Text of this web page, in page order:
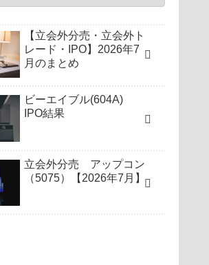
【立会外分売・立会外ト
レード・IPO】2026年7
月のまとめ
ビーエイブル(604A)
IPO結果
立会外分売 アップコン
（5075）【2026年7月】